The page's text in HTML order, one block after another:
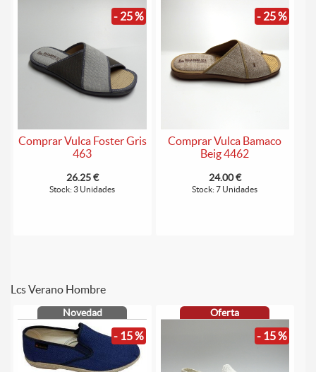
- 25 %
Comprar Vulca Foster Gris
463
26.25 €
Stock: 3 Unidades
- 25 %
Comprar Vulca Bamaco
Beig 4462
24.00 €
Stock: 7 Unidades
Lcs Verano Hombre
Novedad
- 15 %
Oferta
- 15 %